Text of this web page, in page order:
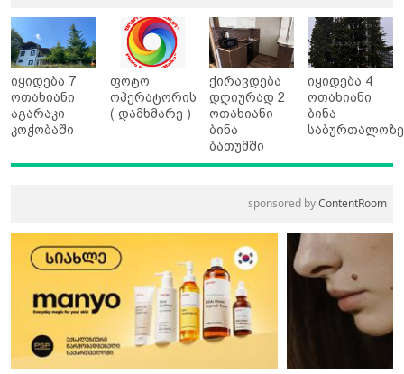
იყიდება 7
ოთახიანი
აგარაკი
კოჭობაში
ფოტო
ოპერატორის
( დამხმარე )
ქირავდება
დღიურად 2
ოთახიანი
ბინა
ბათუმში
იყიდება 4
ოთახიანი
ბინა
საბურთალოზე
sponsored byContentRoom